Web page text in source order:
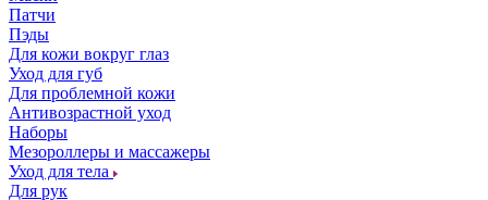
Патчи
Пэды
Для кожи вокруг глаз
Уход для губ
Для проблемной кожи
Антивозрастной уход
Наборы
Мезороллеры и массажеры
Уход для тела
Для рук